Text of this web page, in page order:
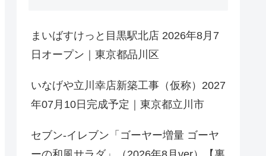
まいばすけっと目黒駅北店 2026年8月7
日オープン｜東京都品川区
いなげや立川幸店新築工事（仮称）2027
年07月10日完成予定｜東京都立川市
セブン-イレブン「ゴーヤー増量 ゴーヤ